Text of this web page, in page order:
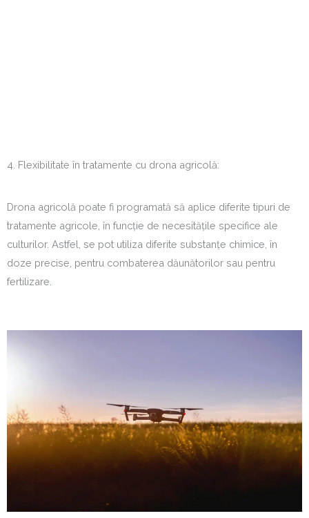
4. Flexibilitate în tratamente cu drona agricolă:
Drona agricolă poate fi programată să aplice diferite tipuri de
tratamente agricole, în funcție de necesitățile specifice ale
culturilor. Astfel, se pot utiliza diferite substanțe chimice, în
doze precise, pentru combaterea dăunătorilor sau pentru
fertilizare.